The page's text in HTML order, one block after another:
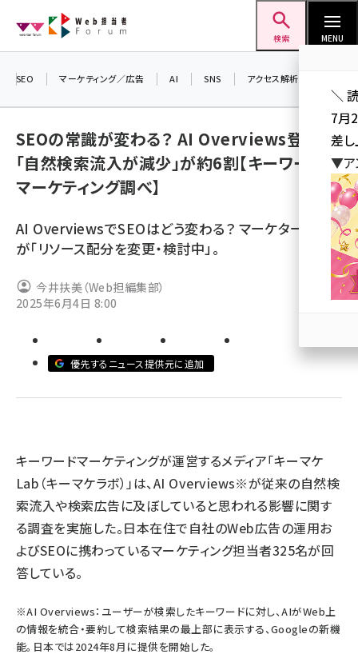
ン
検索 MENU
seo (3516)
youtube (2420)
セミナー (2296)
meo (1274)
SEO マーケティング／広告 AI SNS アクセス解析／データ分析
SEOの常識が変わる？ AI Overviews登場後
「自然検索流入が減少」が約6割【キーワード
マーケティング調べ】
AI OverviewsでSEOはどう変わる？ マーケターの9割
が「リソース配分を変更・検討中」。
今井扶美（Web担編集部）
2025年6月4日 8:00
優先するニュース提供元に追加
キーワードマーケティングが運営するメディア「キーマケ
Lab（キーマケラボ）」は、AI Overviews※が従来の自然検
索流入や検索広告に及ぼしていると思われる影響に関す
る調査を実施した。日本在住で自社のWeb広告の運用お
よびSEOに携わっているマーケティング担当者325名が回
答している。
※AI Overviews：ユーザーが検索したキーワードに対し、AIがWeb上
の情報を統合・要約して検索結果の最上部に表示する、Googleの新機
能。日本では2024年8月に提供を開始した。
＼
7月
差し
▼ア